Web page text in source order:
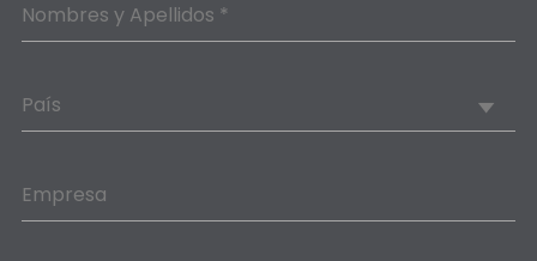
Nombres y Apellidos *
País
Empresa